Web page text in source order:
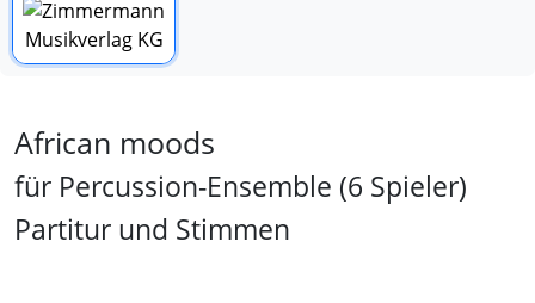
African moods
für Percussion-Ensemble (6 Spieler)
Partitur und Stimmen